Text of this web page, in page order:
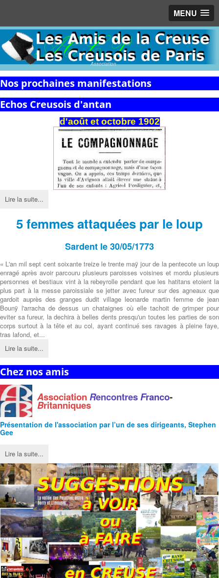
MENU
Association
Nos prochaines manifestations
Echos Creusois d'antan
d'août et octobre 1902
Lire la suite...
5 femmes attaquées par le loup
Sardent le 30/05/1773
« L'an mil sept cent soixante treize le trente maÿ jour de la pentecote un loup
enragé après avoir parcouru plusieurs paroisses voisines et mordu plusieurs
personnes et bestiaux vint à la rebeyrolle pendant que les hatitans etoient la
plus part à la messe paroissiale se jetter avec fureur sur des agneaux que
gardoit auprès des granges dudit village leonarde martin femme de jean
Bounÿ l'arracha de dessus un chataignes où elle tachoit de grimper pour
eviter sa fureur, la dechira à belles dents presqu'un toutes les parties de son
corps surtout à la tête et au col, ayant continué ses ravages à pleine faye,
tras lafond, et...
Lire la suite...
Chez nos amis
AssociationRencontresFranco-
Britanniques
Présentation de l'association par l’un de ses dirigeants, Stephen
Gee
Lire la suite...